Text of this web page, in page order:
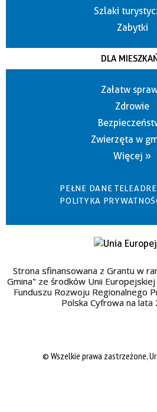
Szlaki
Zabytki
DLA
Załatw
Zdrowie
Zwierzęta w
Więcej »
PEŁNE DANE
POLITYKA
Strona sfinansowana z Grantu w
Gmina" ze środków Unii
Funduszu Rozwoju Regionalnego
Polska Cyfrowa na
© Wszelkie prawa zastrzeżone,